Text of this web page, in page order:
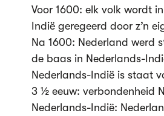
Voor 1600: elk volk wordt
Indië geregeerd door z’n
Na 1600: Nederland werd
de baas in Nederlands-
Nederlands-Indië is staat
3 ½ eeuw: verbondenheid
Nederlands-Indië: